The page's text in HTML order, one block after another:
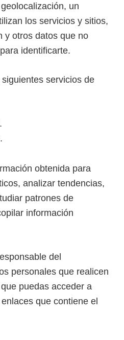
un
los servicios y sitios,
y otros datos que no
identificarte.
servicios de
obtenida para
analizar tendencias,
patrones de
información
del
personales que realicen
puedas acceder a
que contiene el